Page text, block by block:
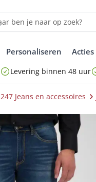
Personaliseren Acties
Levering binnen 48 uur
247 Jeans en accessoires